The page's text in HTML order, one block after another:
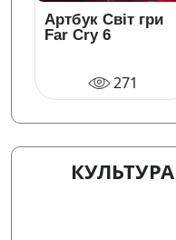
Артбук Світ гри
Far Cry 6
271